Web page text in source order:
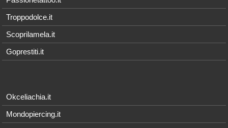
Troppodolce.it
Scoprilamela.it
Goprestiti.it
Okceliachia.it
Mondopiercing.it